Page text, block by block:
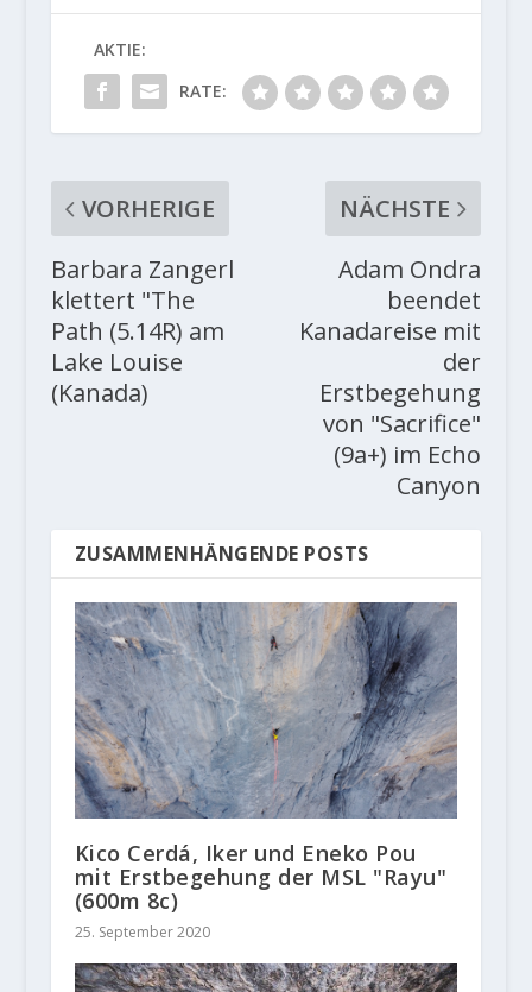
AKTIE:
RATE:
VORHERIGE
Barbara Zangerl
klettert "The
Path (5.14R) am
Lake Louise
(Kanada)
NÄCHSTE
Adam Ondra
beendet
Kanadareise mit
der
Erstbegehung
von "Sacrifice"
(9a+) im Echo
Canyon
ZUSAMMENHÄNGENDE POSTS
Kico Cerdá, Iker und Eneko Pou
mit Erstbegehung der MSL "Rayu"
(600m 8c)
25. September 2020